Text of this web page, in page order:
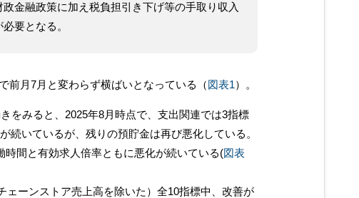
金融政策に加え税負担引き下げ等の手取り収入
要となる。
月7月と変わらず横ばいとなっている（図表1）。
をみると、2025年8月時点で、支出関連では3指標
続いているが、残りの預貯金は再び悪化している。
時間と有効求人倍率ともに悪化が続いている(図表
ーンストア売上高を除いた）全10指標中、改善が